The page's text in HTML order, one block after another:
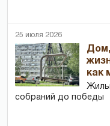
25 июля 2026
как
собраний до победы